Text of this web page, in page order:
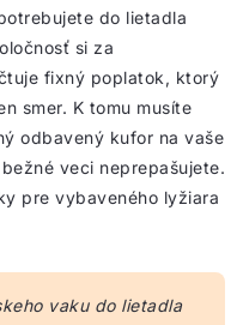
do lietadla
si za
fixný poplatok, ktorý
smer. K tomu musíte
odbavený kufor na vaše
veci neprepašujete.
pre vybaveného lyžiara
vaku do lietadla